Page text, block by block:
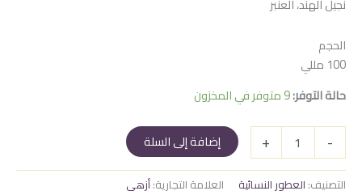
نجيل الهند، العنبر
الحجم
100 مللي
حالة التوفر:9 متوفر في المخزون
-
كمية
اترنال
نايت
+ إضافة إلى السلة
التصنيف: العطور النسائية العلامة التجارية:أزهى